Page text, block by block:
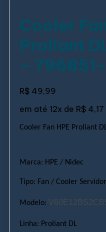
Cooler
Proliant
–
R$ 49,99
em até 12x de R$ 4,17
Cooler Fan HPE Proliant
Marca: HPE / Nidec
Tipo: Fan / Cooler Servidor
Modelo:
Linha: Proliant DL